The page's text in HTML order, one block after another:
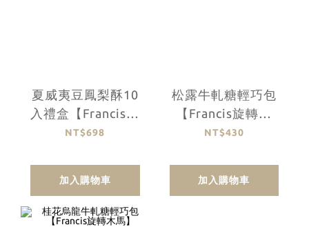
夏威夷豆鳳梨酥10
入禮盒【Francis旋
轉木馬】
NT$698
加入購物車
松露牛軋糖輕巧包
【Francis旋轉木
馬】
NT$430
加入購物車